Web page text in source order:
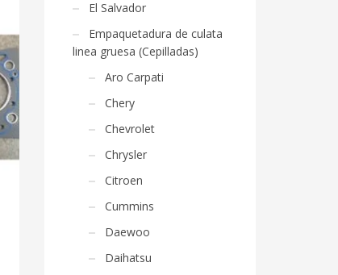
El Salvador
Empaquetadura de culata
linea gruesa (Cepilladas)
Aro Carpati
Chery
Chevrolet
Chrysler
Citroen
Cummins
Daewoo
Daihatsu